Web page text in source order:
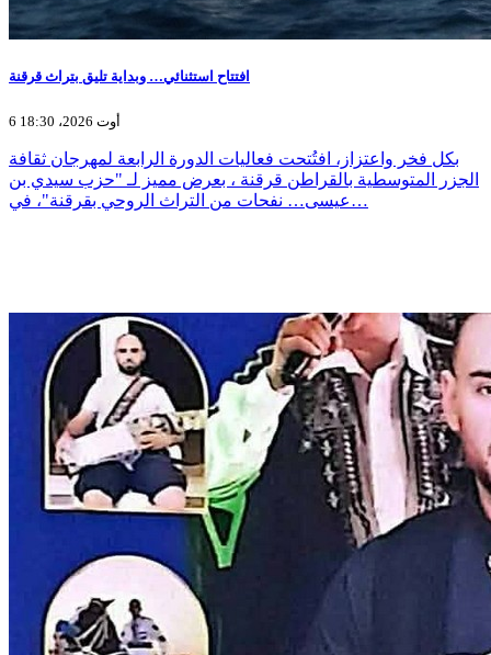
افتتاح استثنائي… وبداية تليق بتراث قرقنة
6 أوت 2026، 18:30
بكل فخر واعتزاز، افتُتحت فعاليات الدورة الرابعة لمهرجان ثقافة
الجزر المتوسطية بالقراطن قرقنة ، بعرض مميز لـ "حزب سيدي بن
عيسى… نفحات من التراث الروحي بقرقنة"، في…